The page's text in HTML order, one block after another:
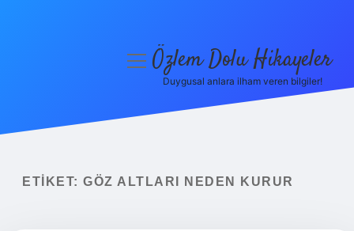
Yasal Uyarı
menüyüÖzlem Dolu Hikayeler
Duygusal anlara ilham veren bilgiler!
ETIKET: GÖZ ALTLARI NEDEN KURUR